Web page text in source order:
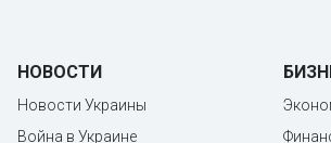
НОВОСТИ
Новости Украины
Война в Украине